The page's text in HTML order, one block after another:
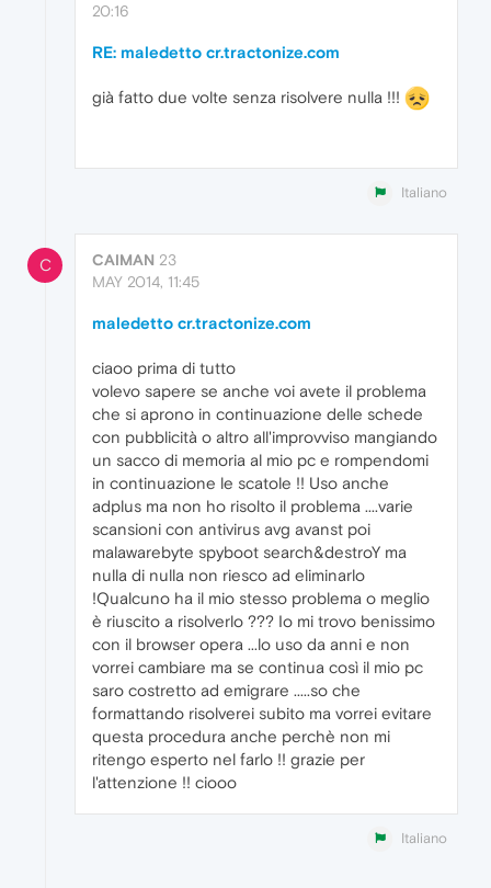
20:16
RE: maledetto cr.tractonize.com
già fatto due volte senza risolvere nulla !!!
Italiano
C CAIMAN 23
MAY 2014, 11:45
maledetto cr.tractonize.com
ciaoo prima di tutto
volevo sapere se anche voi avete il problema
che si aprono in continuazione delle schede
con pubblicità o altro all'improvviso mangiando
un sacco di memoria al mio pc e rompendomi
in continuazione le scatole !! Uso anche
adplus ma non ho risolto il problema ....varie
scansioni con antivirus avg avanst poi
malawarebyte spyboot search&destroY ma
nulla di nulla non riesco ad eliminarlo
!Qualcuno ha il mio stesso problema o meglio
è riuscito a risolverlo ??? Io mi trovo benissimo
con il browser opera ...lo uso da anni e non
vorrei cambiare ma se continua così il mio pc
saro costretto ad emigrare .....so che
formattando risolverei subito ma vorrei evitare
questa procedura anche perchè non mi
ritengo esperto nel farlo !! grazie per
l'attenzione !! ciooo
Italiano